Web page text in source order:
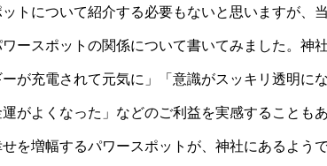
トについて紹介する必要もないと思いますが、当
ースポットの関係について書いてみました。 神
が充電されて元気に」「意識がスッキリ透明に
運がよくなった」などのご利益を実感する ことも
を増幅するパワースポットが、神社にあるようで